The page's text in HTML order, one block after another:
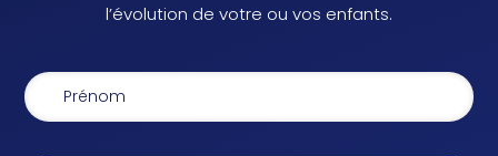
Blog
l’évolution de votre ou vos enfants.